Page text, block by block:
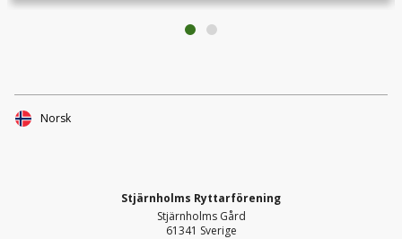
Stjärnholms Ryttarförening
Stjärnholms Gård
61341 Sverige
Norsk